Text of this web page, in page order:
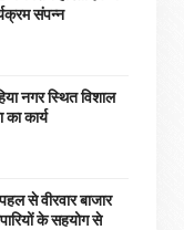
संपन्न
नगर स्थित विशाल
कार्य
से वीरवार बाजार
के सहयोग से